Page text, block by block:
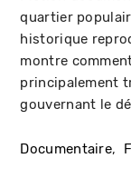
quartier
historique
montre
principalement
gouvernant le
Documentaire